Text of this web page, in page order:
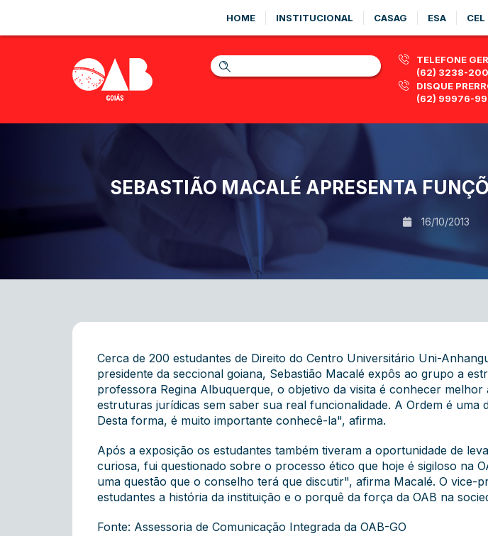
HOME INSTITUCIONAL CASAG ESA CEL
TELEFONE
(62) 3238-
DISQUE
(62) 99976-
SEBASTIÃO MACALÉ APRESENTA
16/10/2013
Cerca de 200 estudantes de Direito do Centro Universitário Uni-
presidente da seccional goiana, Sebastião Macalé expôs ao grupo a
professora Regina Albuquerque, o objetivo da visita é conhecer
estruturas jurídicas sem saber sua real funcionalidade. A Ordem é
Desta forma, é muito importante conhecê-la", afirma.
Após a exposição os estudantes também tiveram a oportunidade de
curiosa, fui questionado sobre o processo ético que hoje é sigiloso na
uma questão que o conselho terá que discutir", afirma Macalé. O vice-
estudantes a história da instituição e o porquê da força da OAB na
Fonte: Assessoria de Comunicação Integrada da OAB-GO